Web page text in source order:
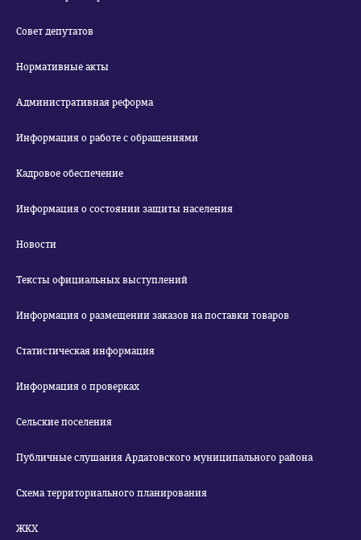
Совет депутатов
Нормативные акты
Административная реформа
Информация о работе с обращениями
Кадровое обеспечение
Информация о состоянии защиты населения
Новости
Тексты официальных выступлений
Информация о размещении заказов на поставки товаров
Статистическая информация
Информация о проверках
Сельские поселения
Публичные слушания Ардатовского муниципального района
Схема территориального планирования
ЖКХ